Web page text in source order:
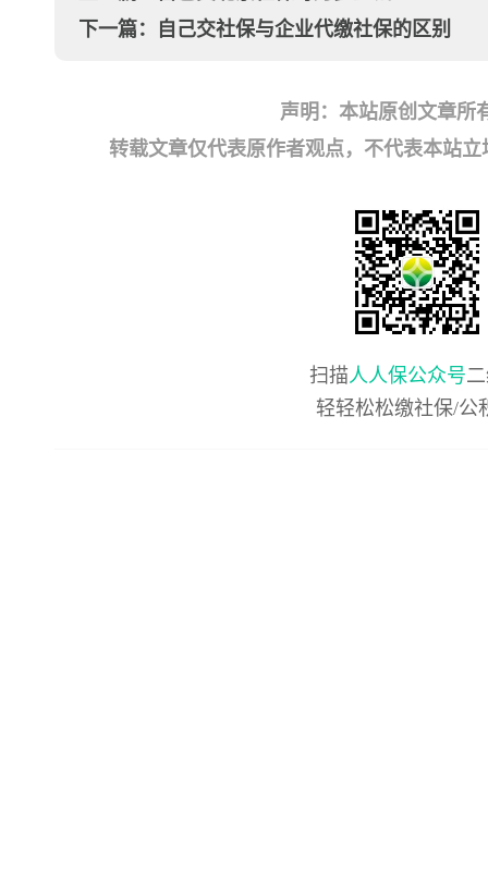
下一篇：
自己交社保与企业代缴社保的区别
声明：本站原创文章所
转载文章仅代表原作者观点，不代表本站
扫描人人保公众号
轻轻松松缴社保/公